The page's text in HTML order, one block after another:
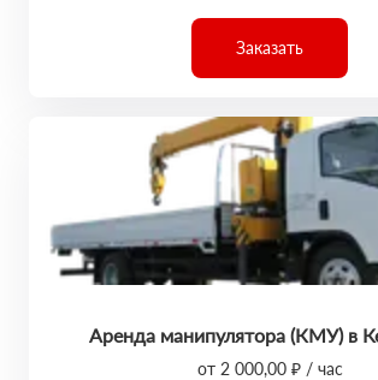
Заказать
Аренда манипулятора (КМУ) в
от 2 000,00 ₽ / час